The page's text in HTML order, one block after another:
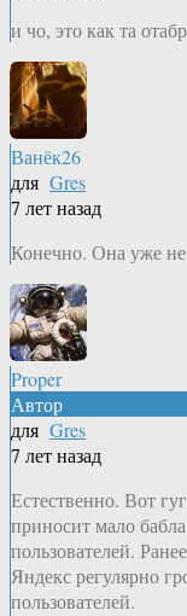
и чо, это как та
Ванёк26
для Gres
7 лет назад
Конечно. Она уже не
Proper
Автор
для Gres
7 лет назад
Естественно. Вот
приносит мало
пользователей.
Яндекс регулярно
пользователей.